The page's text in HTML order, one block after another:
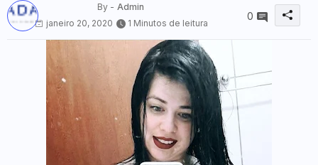
By - Admin
janeiro 20, 2020
1 Minutos de leitura
0